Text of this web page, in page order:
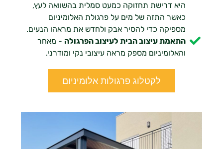
היא דרישת תחזוקה כמעט סמלית בהשוואה לעץ,
כאשר התזה של מים על פרגולת האלומיניום
מספיקה כדי להסיר אבק ולחדש את מראהו הנעים.
התאמת עיצוב הבית לעיצוב הפרגולה - מאחר
והאלומיניום מספק מראה עיצובי נקי ומודרני.
לקטלוג פרגולות אלומיניום